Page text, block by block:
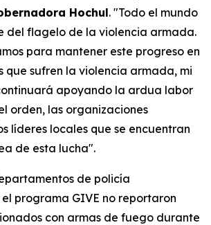
Hochul. "Todo el mundo
del flagelo de la violencia armada.
para mantener este progreso en
que sufren la violencia armada, mi
apoyando la ardua labor
orden, las organizaciones
líderes locales que se encuentran
de esta lucha".
de policía
programa GIVE no reportaron
con armas de fuego durante